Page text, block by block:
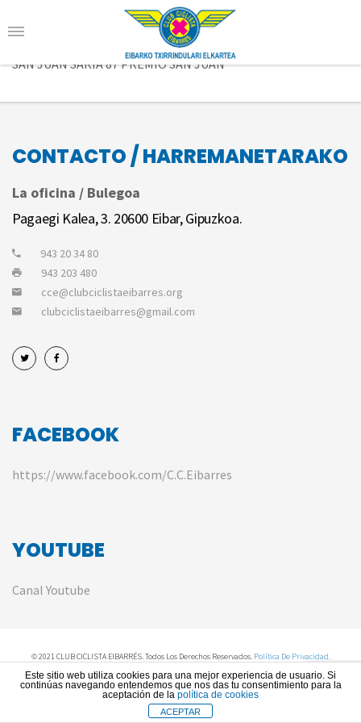
SAN JUAN SARIA 87 PREMIO SAN JUAN
CONTACTO / HARREMANETARAKO
La oficina / Bulegoa
Pagaegi Kalea, 3. 20600 Eibar, Gipuzkoa.
943 20 34 80
943 203 480
cce@clubciclistaeibarres.org
clubciclistaeibarres@gmail.com
FACEBOOK
https://www.facebook.com/C.C.Eibarres
YOUTUBE
Canal Youtube
© 2021 CLUB CICLISTA EIBARRÉS. Todos Los Derechos Reservados. Política De Privacidad.
Este sitio web utiliza cookies para una mejor experiencia de usuario. Si
continúas navegando entendemos que nos das tu consentimiento para la
aceptación de la política de cookies
ACEPTAR